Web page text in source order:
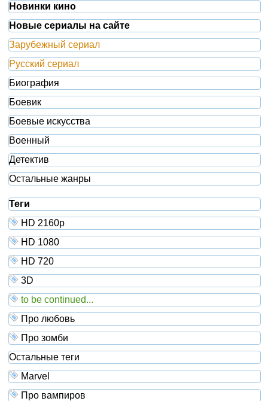
Новинки кино
Новые сериалы на сайте
Зарубежный сериал
Русский сериал
Биография
Боевик
Боевые искусства
Военный
Детектив
Остальные жанры
Теги
HD 2160р
HD 1080
HD 720
3D
to be continued...
Про любовь
Про зомби
Остальные теги
Marvel
Про вампиров